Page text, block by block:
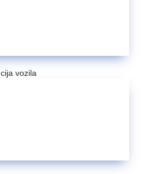
vozila